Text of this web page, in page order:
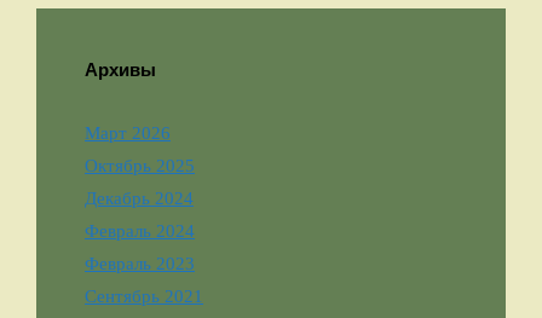
Архивы
Март 2026
Октябрь 2025
Декабрь 2024
Февраль 2024
Февраль 2023
Сентябрь 2021